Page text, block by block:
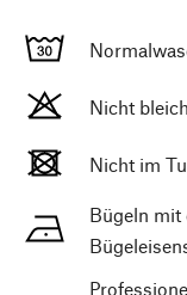
Nicht
Nicht im
Bügeln mit